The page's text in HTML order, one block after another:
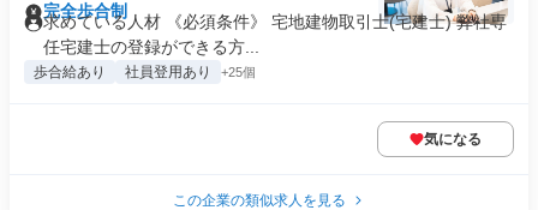
完全歩合制
求めている人材 《必須条件》 宅地建物取引士(宅建士) 弊社専
任宅建士の登録ができる方...
歩合給あり 社員登用あり +25個
気になる
この企業の類似求人を見る